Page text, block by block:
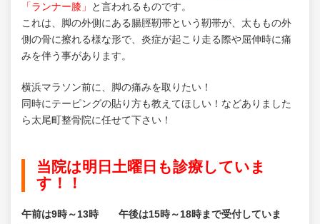
「ランナー膝」
と言われるものです。
これは、脚の外側にある腸脛靭帯という靭帯が、太ももの外
側の骨に擦れる様な形で、炎症が起こり走る際や屈伸時に痛
みを伴う事があります。
横浜マラソン前に、脚の痛みを取りたい！
同時にテーピングの貼り方も教えてほしい！などありました
ら太尾町整骨院に任せて下さい！
当院は明日土曜日も診療していま
す！！
午前は9時～13時 午後は15時～18時まで受付していま